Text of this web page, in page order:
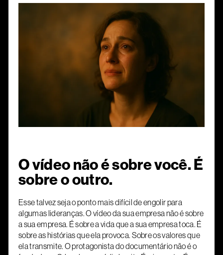
O vídeo não é sobre você. É
sobre o outro.
Esse talvez seja o ponto mais difícil de engolir para
algumas lideranças. O vídeo da sua empresa não é sobre
a sua empresa. É sobre a vida que a sua empresa toca. É
sobre as histórias que ela provoca. Sobre os valores que
ela transmite. O protagonista do documentário não é o